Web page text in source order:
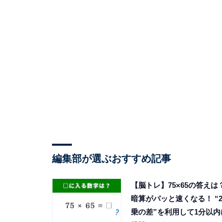
編集部が選ぶおすすめ記事
【脳トレ】75×65の答えは
暗算がパッと速くなる！ “2
乗の差”を利用して1分以内